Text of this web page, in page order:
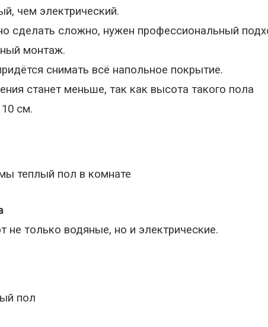
чем электрический.
сделать сложно, нужен профессиональный
монтаж.
снимать всё напольное покрытие.
станет меньше, так как высота такого пола
10 см.
теплый пол в комнате
только водяные, но и электрические.
пол